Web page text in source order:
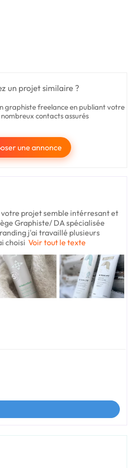
un projet similaire ?
graphiste freelance en publiant votre
contacts assurés
une annonce
projet semble intérresant et
Graphiste/ DA spécialisée
j'ai travaillé plusieurs
choisi Voir tout le texte